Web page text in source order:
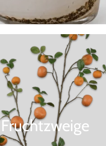
Fruchtzweige